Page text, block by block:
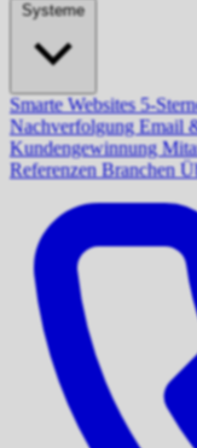
Systeme
Smarte Websites5-
Nachverfolgung Email
Kundengewinnung
Referenzen Branchen